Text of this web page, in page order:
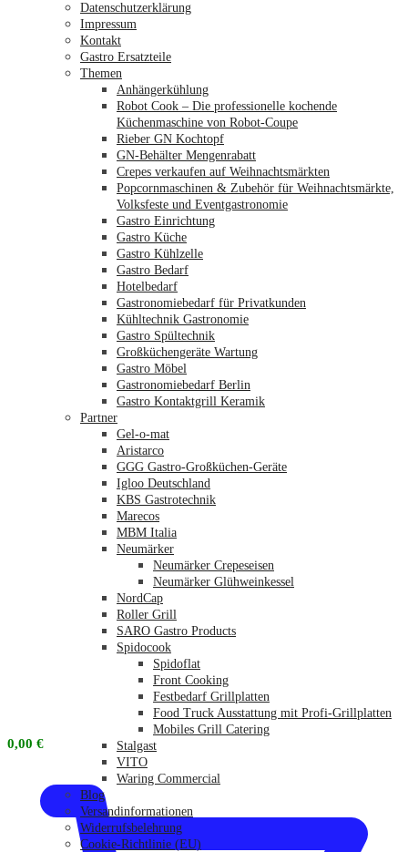
0,00 €
Datenschutzerklärung
Impressum
Kontakt
Gastro Ersatzteile
Themen
Anhängerkühlung
Robot Cook – Die professionelle kochende
Küchenmaschine von Robot-Coupe
Rieber GN Kochtopf
GN-Behälter Mengenrabatt
Crepes verkaufen auf Weihnachtsmärkten
Popcornmaschinen & Zubehör für Weihnachtsmärkte,
Volksfeste und Eventgastronomie
Gastro Einrichtung
Gastro Küche
Gastro Kühlzelle
Gastro Bedarf
Hotelbedarf
Gastronomiebedarf für Privatkunden
Kühltechnik Gastronomie
Gastro Spültechnik
Großküchengeräte Wartung
Gastro Möbel
Gastronomiebedarf Berlin
Gastro Kontaktgrill Keramik
Partner
Gel-o-mat
Aristarco
GGG Gastro-Großküchen-Geräte
Igloo Deutschland
KBS Gastrotechnik
Marecos
MBM Italia
Neumärker
Neumärker Crepeseisen
Neumärker Glühweinkessel
NordCap
Roller Grill
SARO Gastro Products
Spidocook
Spidoflat
Front Cooking
Festbedarf Grillplatten
Food Truck Ausstattung mit Profi-Grillplatten
Mobiles Grill Catering
Stalgast
VITO
Waring Commercial
Blog
Versandinformationen
Widerrufsbelehrung
Cookie-Richtlinie (EU)